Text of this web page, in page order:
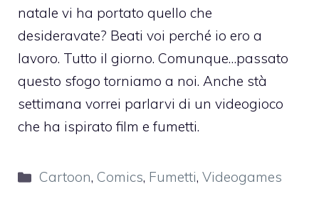
natale vi ha portato quello che
desideravate? Beati voi perché io ero a
lavoro. Tutto il giorno. Comunque…passato
questo sfogo torniamo a noi. Anche stà
settimana vorrei parlarvi di un videogioco
che ha ispirato film e fumetti.
Categorie
Cartoon, Comics, Fumetti,Videogames